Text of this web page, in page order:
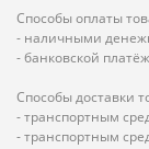
Способы оплаты
- наличными
- банковской
Способы доставки
- транспортным
- транспортным